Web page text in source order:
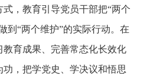
，教育引导党员干部把“两个
到“两个维护”的实际行动。在
教育成果、完善常态化长效化
功，把学党史、学决议和悟思